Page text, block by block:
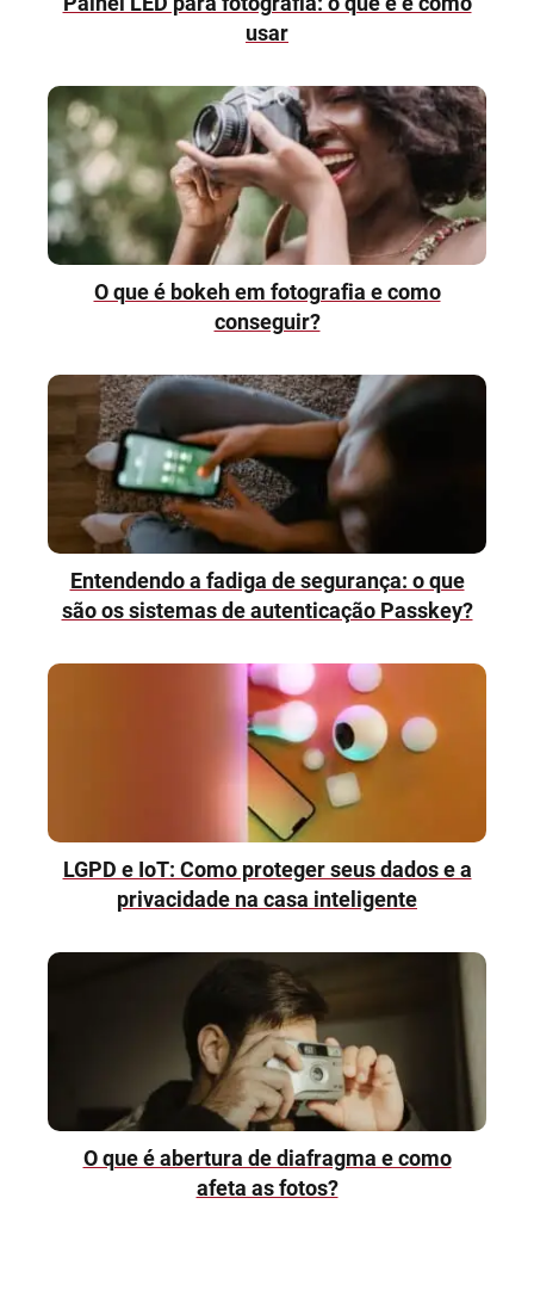
usar
O que é bokeh em fotografia e como
conseguir?
Entendendo a fadiga de segurança: o que
são os sistemas de autenticação Passkey?
LGPD e IoT: Como proteger seus dados e a
privacidade na casa inteligente
O que é abertura de diafragma e como
afeta as fotos?